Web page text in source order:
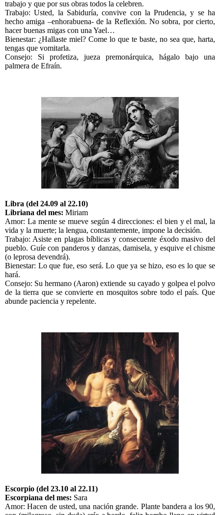
trabajo y que por sus obras todos la celebren.
Trabajo: Usted, la Sabiduría, convive con la Prudencia, y se ha
hecho amiga –enhorabuena- de la Reflexión. No sobra, por cierto,
hacer buenas migas con una Yael…
Bienestar: ¿Hallaste miel? Come lo que te baste, no sea que, harta,
tengas que vomitarla.
Consejo: Si profetiza, jueza premonárquica, hágalo bajo una
palmera de Efraín.
Libra (del 24.09 al 22.10)
Libriana del mes: Miriam
Amor: La mente se mueve según 4 direcciones: el bien y el mal, la
vida y la muerte; la lengua, constantemente, impone la decisión.
Trabajo: Asiste en plagas bíblicas y consecuente éxodo masivo del
pueblo. Guíe con panderos y danzas, damisela, y esquive el chisme
(o leprosa devendrá).
Bienestar: Lo que fue, eso será. Lo que ya se hizo, eso es lo que se
hará.
Consejo: Su hermano (Aaron) extiende su cayado y golpea el polvo
de la tierra que se convierte en mosquitos sobre todo el país. Que
abunde paciencia y repelente.
Escorpio (del 23.10 al 22.11)
Escorpiana del mes: Sara
Amor: Hacen de usted, una nación grande. Plante bandera a los 90,